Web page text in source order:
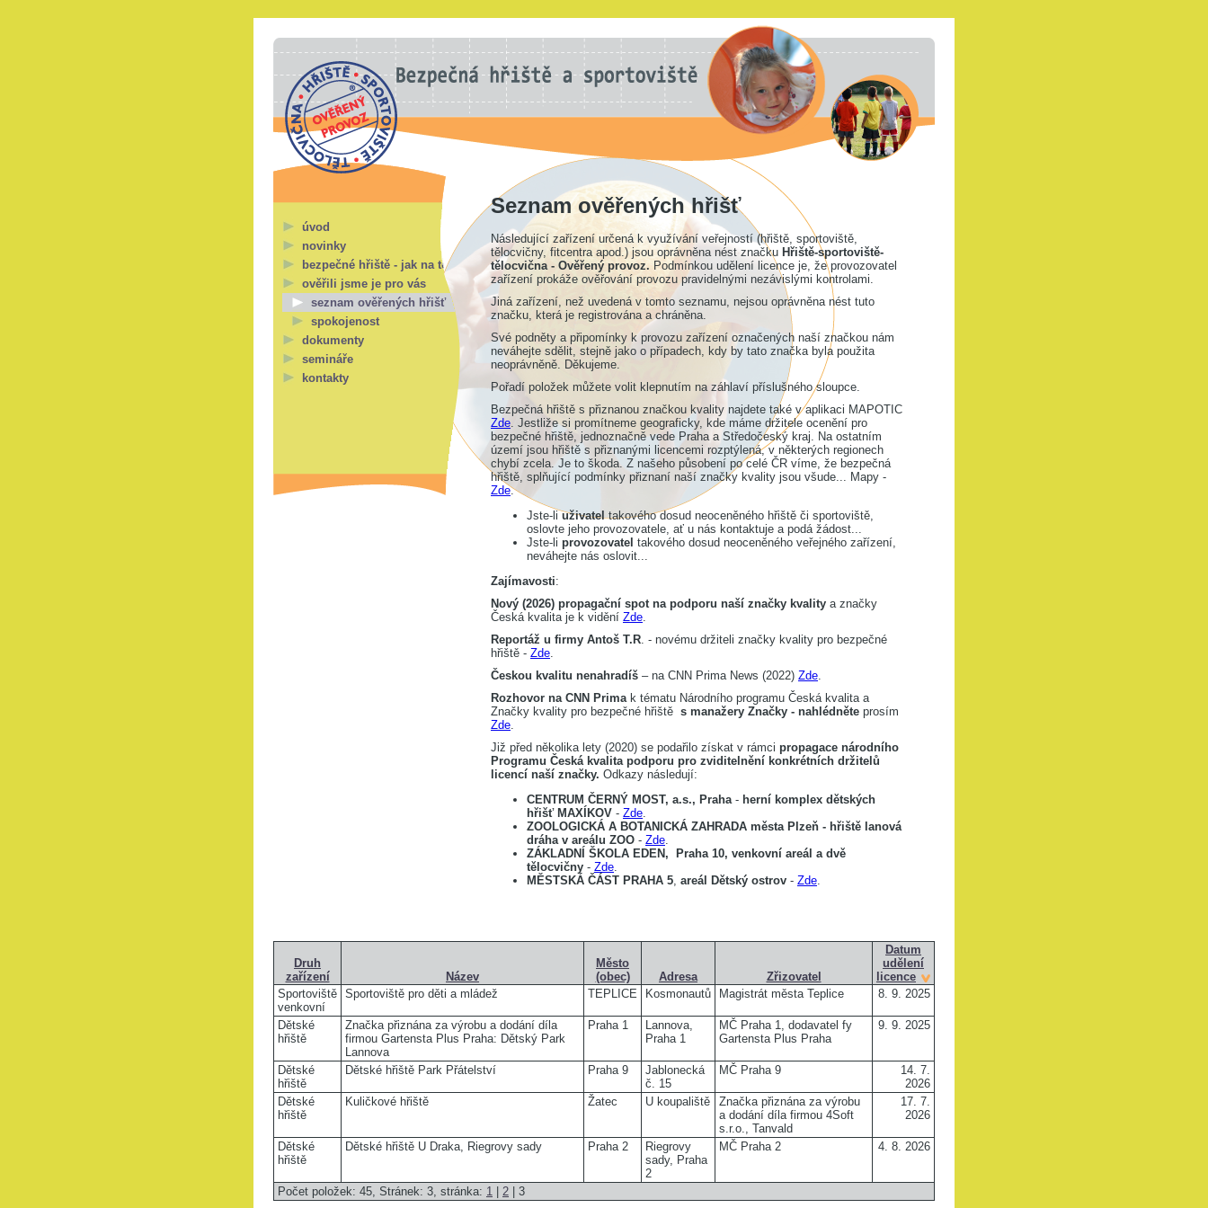
Seznam ověřených hřišť
Následující zařízení určená k využívání veřejností (hřiště, sportoviště,
tělocvičny, fitcentra apod.) jsou oprávněna nést značku Hřiště-sportoviště-
tělocvična - Ověřený provoz. Podmínkou udělení licence je, že provozovatel
zařízení prokáže ověřování provozu pravidelnými nezávislými kontrolami.
Jiná zařízení, než uvedená v tomto seznamu, nejsou oprávněna nést tuto
značku, která je registrována a chráněna.
Své podněty a připomínky k provozu zařízení označených naší značkou nám
neváhejte sdělit, stejně jako o případech, kdy by tato značka byla použita
neoprávněně. Děkujeme.
Pořadí položek můžete volit klepnutím na záhlaví příslušného sloupce.
Bezpečná hřiště s přiznanou značkou kvality najdete také v aplikaci MAPOTIC
Zde. Jestliže si promítneme geograficky, kde máme držitele ocenění pro
bezpečné hřiště, jednoznačně vede Praha a Středočeský kraj. Na ostatním
území jsou hřiště s přiznanými licencemi rozptýlená, v některých regionech
chybí zcela. Je to škoda. Z našeho působení po celé ČR víme, že bezpečná
hřiště, splňující podmínky přiznaní naší značky kvality jsou všude... Mapy -
Zde.
Jste-liuživateltakového dosud neoceněného hřiště či sportoviště,
oslovte jeho provozovatele, ať u nás kontaktuje a podá žádost...
Jste-li provozovatel takového dosud neoceněného veřejného zařízení,
neváhejte nás oslovit...
Zajímavosti:
Nový (2026) propagační spot na podporu naší značky kvality a značky
Česká kvalita je k vidění Zde.
Reportáž u firmy Antoš T.R. - novému držiteli značky kvality pro bezpečné
hřiště - Zde.
Českou kvalitu nenahradíš – na CNN Prima News (2022) Zde.
Rozhovor na CNN Prima k tématu Národního programu Česká kvalita a
Značky kvality pro bezpečné hřiště s manažery Značky - nahlédněte prosím
Zde.
Již před několika lety (2020) se podařilo získat v rámci propagace národního
Programu Česká kvalita podporu pro zviditelnění konkrétních držitelů
licencí naší značky. Odkazy následují:
CENTRUM ČERNÝ MOST, a.s., Praha- herní komplex dětských
hřišť MAXÍKOV - Zde.
ZOOLOGICKÁ A BOTANICKÁ ZAHRADA města Plzeň - hřiště lanová
dráha v areálu ZOO - Zde.
ZÁKLADNÍ ŠKOLA EDEN,
Praha 10, venkovní areál a dvě
tělocvičny - Zde.
MĚSTSKÁ ČÁST PRAHA 5, areál Dětský ostrov - Zde.
Druh
zařízení
Název
Město
(obec)
Adresa Zřizovatel
Datum
udělení
licence
Počet položek: 45, Stránek: 3, stránka: 1 2 | 3
Sportoviště
venkovní
Sportoviště pro děti a mládež TEPLICE Kosmonautů Magistrát města Teplice 8. 9. 2025
Dětské
hřiště
Značka přiznána za výrobu a dodání díla
firmou Gartensta Plus Praha: Dětský Park
Lannova
Praha 1
Lannova,
Praha 1
MČ Praha 1, dodavatel fy
Gartensta Plus Praha
9. 9. 2025
Dětské
hřiště
Dětské hřiště Park Přátelství Praha 9
Jablonecká
č. 15
MČ Praha 9
14. 7.
2026
Dětské
hřiště
Kuličkové hřiště Žatec U koupaliště
Značka přiznána za výrobu
a dodání díla firmou 4Soft
s.r.o., Tanvald
17. 7.
2026
Dětské
hřiště
Dětské hřiště U Draka, Riegrovy sady Praha 2
Riegrovy
sady, Praha
2
MČ Praha 2 4. 8. 2026
úvod
novinky
bezpečné hřiště - jak na to?
ověřili jsme je pro vás
seznam ověřených hřišť
spokojenost
dokumenty
semináře
kontakty